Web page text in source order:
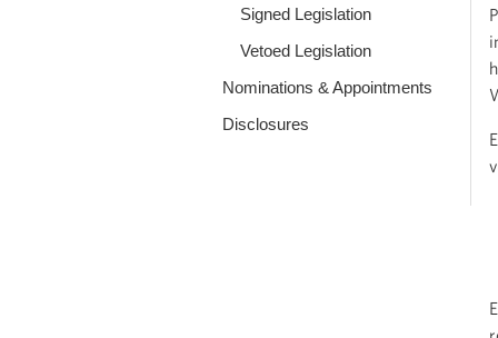
Signed Legislation
Vetoed Legislation
Nominations & Appointments
Disclosures